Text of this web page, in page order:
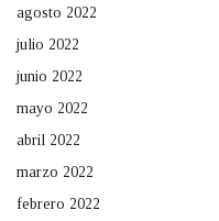
agosto 2022
julio 2022
junio 2022
mayo 2022
abril 2022
marzo 2022
febrero 2022